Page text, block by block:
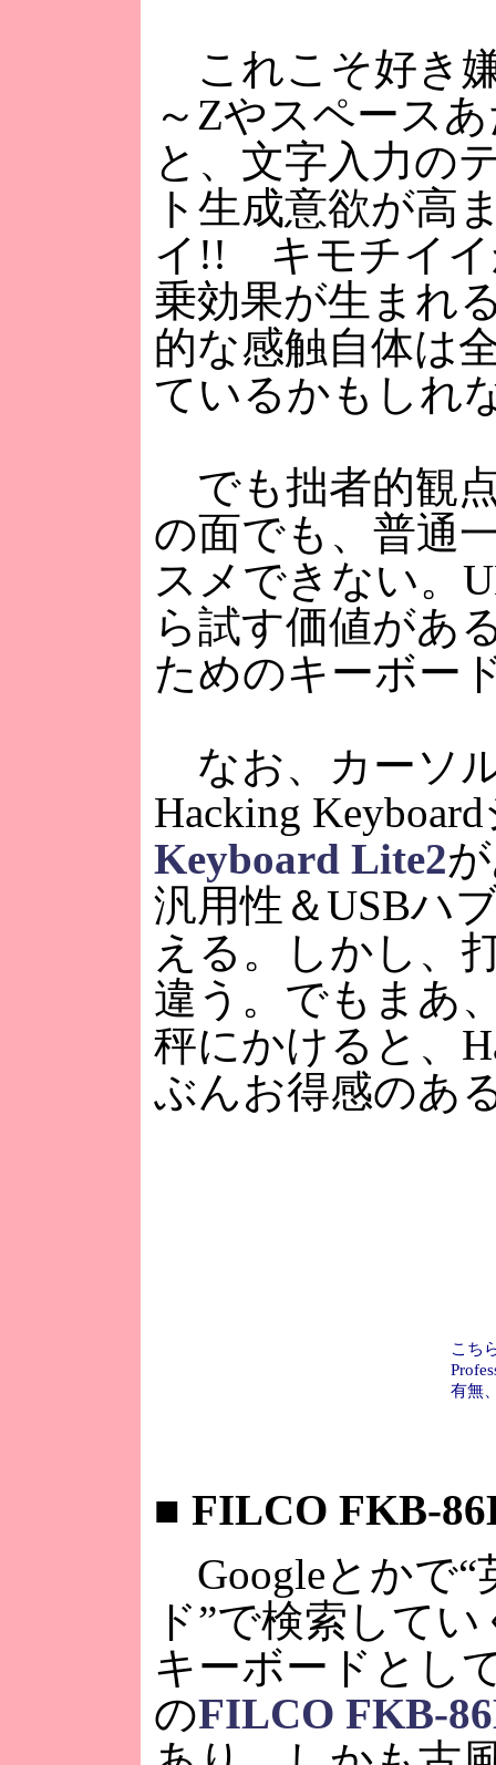
これこそ好き
～Zやスペース
と、文字入力の
ト生成意欲が高
イ!! キモチイイ
乗効果が生まれ
的な感触自体は
ているかもしれ
でも拙者的観
の面でも、普通
スメできない。
ら試す価値があ
ためのキーボー
なお、カーソ
Hacking
Keyboard Lite2
汎用性＆USBハ
える。しかし、
違う。でもまあ
秤にかけると、
ぶんお得感のあ
こち
有無
■ FILCO FKB-
Googleとかで“
ド”で検索して
キーボードとし
のFILCO FKB-